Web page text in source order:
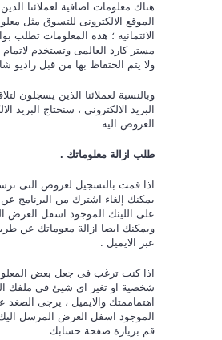
هناك معلومات اضافية لعملائنا
الموقع الالكترونى للتسوق مثل
الائتمانية ؛ هذه المعلومات تطلب
مستر كارد العالمى وتستخدم لاتمام
ولا يتم الحتفاظ بها من قبل راديو
وبالنسبة لعملائنا الذين يسجلون
البريد الالكترونى ، سنحتاج البريد
العروض اليه.
طلب ازالة معلوماتك .
اذا قمت بالتسجيل لعروض التى
يمكنك إلغاء اشترك من البرنامج
على اللينك الموجود اسفل العرض
ويمكنك ايضا ازالة معوماتك عن
عبر الايميل .
اذا كنت ترغب فى جعل بعض
شخصية او تغير اى شيئ فى ملفك
اهتماممتك والايميل ، يرجى الضغد
الموجود اسفل العرض المرسل اليك
قم بزيارة صفحة حسابك.